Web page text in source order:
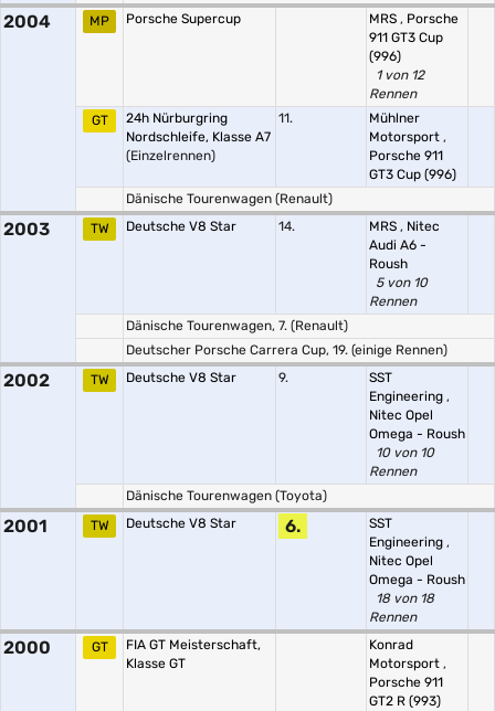
2004 MP Porsche Supercup MRS , Porsche
911 GT3 Cup
(996)
1 von 12
Rennen
GT
24h Nürburgring
Nordschleife, Klasse A7
(Einzelrennen)
11.
Mühlner
Motorsport ,
Porsche 911
GT3 Cup (996)
Dänische Tourenwagen (Renault)
2003 TW Deutsche V8 Star 14. MRS , Nitec
Audi A6 -
Roush
5 von 10
Rennen
Dänische Tourenwagen, 7. (Renault)
Deutscher Porsche Carrera Cup, 19. (einige Rennen)
2002 TW Deutsche V8 Star 9.
SST
Engineering ,
Nitec Opel
Omega - Roush
10 von 10
Rennen
Dänische Tourenwagen (Toyota)
2001 TW Deutsche V8 Star 6.
SST
Engineering ,
Nitec Opel
Omega - Roush
18 von 18
Rennen
2000 GT
FIA GT Meisterschaft,
Klasse GT
Konrad
Motorsport ,
Porsche 911
GT2 R (993)